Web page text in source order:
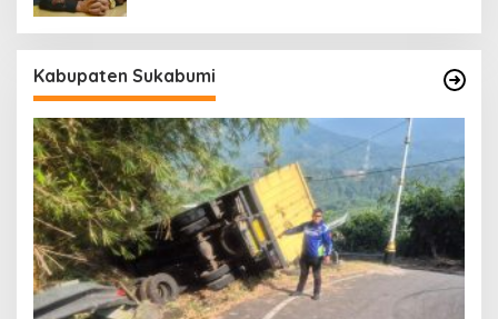
Kabupaten Sukabumi